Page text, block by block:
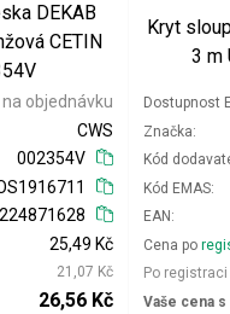
DEKAB
CETIN
na objednávku
CWS
002354V
25,49 Kč
21,07 Kč
26,56 Kč
Kryt
3 m
Dostupnost
Značka
Kód
Kód EMAS
EAN
Cena po
Po registraci
Vaše cena s